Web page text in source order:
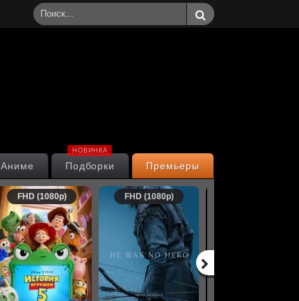
Премьеры
Подборки
НОВИНКА
Аниме
FHD (1080p) FHD (1080p)